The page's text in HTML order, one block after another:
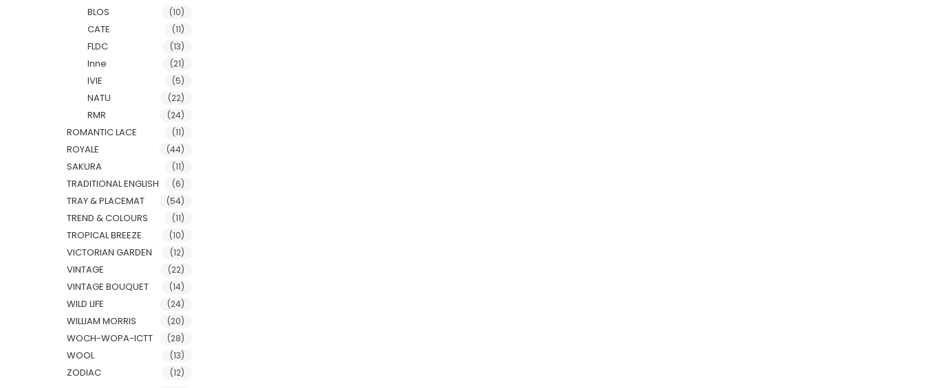
BLOS (10)
CATE (11)
FLDC (13)
Inne (21)
IVIE (5)
NATU (22)
RMR (24)
ROMANTIC LACE (11)
ROYALE (44)
SAKURA (11)
TRADITIONAL ENGLISH (6)
TRAY & PLACEMAT (54)
TREND & COLOURS (11)
TROPICAL BREEZE (10)
VICTORIAN GARDEN (12)
VINTAGE (22)
VINTAGE BOUQUET (14)
WILD LIFE (24)
WILLIAM MORRIS (20)
WOCH-WOPA-ICTT (28)
WOOL (13)
ZODIAC (12)